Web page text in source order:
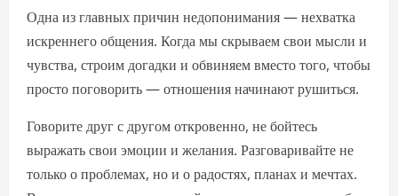
Одна из главных причин недопонимания — нехватка
искреннего общения. Когда мы скрываем свои мысли и
чувства, строим догадки и обвиняем вместо того, чтобы
просто поговорить — отношения начинают рушиться.
Говорите друг с другом откровенно, не бойтесь
выражать свои эмоции и желания. Разговаривайте не
только о проблемах, но и о радостях, планах и мечтах.